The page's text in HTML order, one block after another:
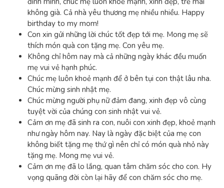
không già. Cả nhà yêu thương mẹ nhiều nhiều. Happy
birthday to my mom!
Con xin gửi những lời chúc tốt đẹp tới mẹ. Mong mẹ sẽ
thích món quà con tặng mẹ. Con yêu mẹ.
Không chỉ hôm nay mà cả những ngày khác đều muốn
mẹ vui vẻ hạnh phúc.
Chúc mẹ luôn khoẻ mạnh để ở bên tụi con thật lâu nha.
Chúc mừng sinh nhật mẹ.
Chúc mừng người phụ nữ đảm đang, xinh đẹp vô cùng
tuyệt vời của chúng con sinh nhật vui vẻ.
Cảm ơn mẹ đã sinh ra con, nuôi con xinh đẹp, khoẻ mạnh
như ngày hôm nay. Nay là ngày đặc biệt của mẹ con
không biết tặng mẹ thứ gì nên chỉ có món quà nhỏ này
tặng mẹ. Mong mẹ vui vẻ.
Cảm ơn mẹ đã lo lắng, quan tâm chăm sóc cho con. Hy
vọng quãng đời còn lại hãy để con chăm sóc cho mẹ.